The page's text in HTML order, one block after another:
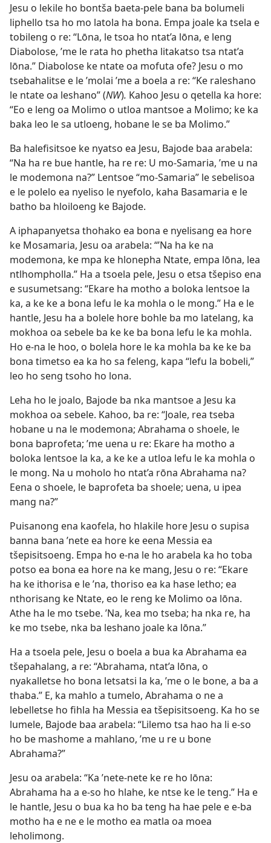
Jesu o lekile ho bontša baeta-pele bana ba bolumeli
liphello tsa ho mo latola ha bona. Empa joale ka tsela e
tobileng o re: “Lōna, le tsoa ho ntat’a lōna, e leng
Diabolose, ’me le rata ho phetha litakatso tsa ntat’a
lōna.” Diabolose ke ntate oa mofuta ofe? Jesu o mo
tsebahalitse e le ’molai ’me a boela a re: “Ke raleshano
le ntate oa leshano” (NW). Kahoo Jesu o qetella ka hore:
“Eo e leng oa Molimo o utloa mantsoe a Molimo; ke ka
baka leo le sa utloeng, hobane le se ba Molimo.”
Ba halefisitsoe ke nyatso ea Jesu, Bajode baa arabela:
“Na ha re bue hantle, ha re re: U mo-Samaria, ’me u na
le modemona na?” Lentsoe “mo-Samaria” le sebelisoa
e le polelo ea nyeliso le nyefolo, kaha Basamaria e le
batho ba hloiloeng ke Bajode.
A iphapanyetsa thohako ea bona e nyelisang ea hore
ke Mosamaria, Jesu oa arabela: “’Na ha ke na
modemona, ke mpa ke hlonepha Ntate, empa lōna, lea
ntlhompholla.” Ha a tsoela pele, Jesu o etsa tšepiso ena
e susumetsang: “Ekare ha motho a boloka lentsoe la
ka, a ke ke a bona lefu le ka mohla o le mong.” Ha e le
hantle, Jesu ha a bolele hore bohle ba mo latelang, ka
mokhoa oa sebele ba ke ke ba bona lefu le ka mohla.
Ho e-na le hoo, o bolela hore le ka mohla ba ke ke ba
bona timetso ea ka ho sa feleng, kapa “lefu la bobeli,”
leo ho seng tsoho ho lona.
Leha ho le joalo, Bajode ba nka mantsoe a Jesu ka
mokhoa oa sebele. Kahoo, ba re: “Joale, rea tseba
hobane u na le modemona; Abrahama o shoele, le
bona baprofeta; ’me uena u re: Ekare ha motho a
boloka lentsoe la ka, a ke ke a utloa lefu le ka mohla o
le mong. Na u moholo ho ntat’a rōna Abrahama na?
Eena o shoele, le baprofeta ba shoele; uena, u ipea
mang na?”
Puisanong ena kaofela, ho hlakile hore Jesu o supisa
banna bana ’nete ea hore ke eena Messia ea
tšepisitsoeng. Empa ho e-na le ho arabela ka ho toba
potso ea bona ea hore na ke mang, Jesu o re: “Ekare
ha ke ithorisa e le ’na, thoriso ea ka hase letho; ea
nthorisang ke Ntate, eo le reng ke Molimo oa lōna.
Athe ha le mo tsebe. ’Na, kea mo tseba; ha nka re, ha
ke mo tsebe, nka ba leshano joale ka lōna.”
Ha a tsoela pele, Jesu o boela a bua ka Abrahama ea
tšepahalang, a re: “Abrahama, ntat’a lōna, o
nyakalletse ho bona letsatsi la ka, ’me o le bone, a ba a
thaba.” E, ka mahlo a tumelo, Abrahama o ne a
lebelletse ho fihla ha Messia ea tšepisitsoeng. Ka ho se
lumele, Bajode baa arabela: “Lilemo tsa hao ha li e-so
ho be mashome a mahlano, ’me u re u bone
Abrahama?”
Jesu oa arabela: “Ka ’nete-nete ke re ho lōna:
Abrahama ha a e-so ho hlahe, ke ntse ke le teng.” Ha e
le hantle, Jesu o bua ka ho ba teng ha hae pele e e-ba
motho ha e ne e le motho ea matla oa moea
leholimong.